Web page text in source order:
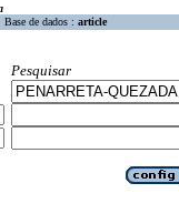
Base de dados : article
Pesquisar